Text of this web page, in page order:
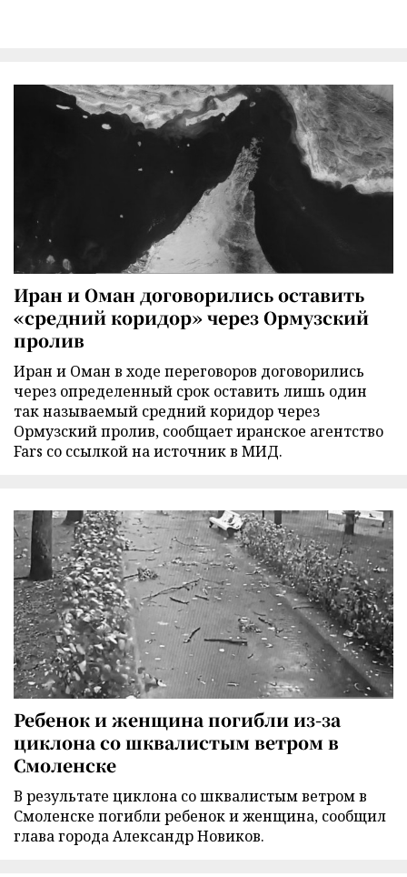
Иран и Оман договорились оставить
«средний коридор» через Ормузский
пролив
Иран и Оман в ходе переговоров договорились
через определенный срок оставить лишь один
так называемый средний коридор через
Ормузский пролив, сообщает иранское агентство
Fars со ссылкой на источник в МИД.
Ребенок и женщина погибли из-за
циклона со шквалистым ветром в
Смоленске
В результате циклона со шквалистым ветром в
Смоленске погибли ребенок и женщина, сообщил
глава города Александр Новиков.